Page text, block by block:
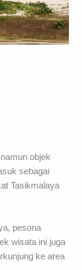
objek
sebagai
Tasikmalaya
pesona
wisata ini juga
ke area